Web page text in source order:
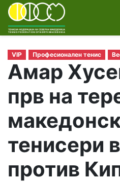
VIP Професионален тенис
Амар
прв на
тенисери
против